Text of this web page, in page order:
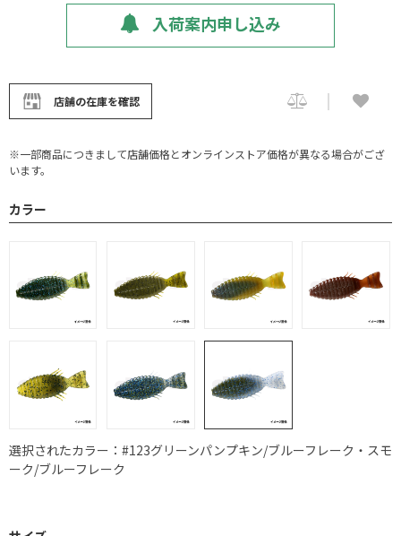
入荷案内申し込み
店舗の在庫を確認
※一部商品につきまして店舗価格とオンラインストア価格が異なる場合がござ
います。
カラー
選択されたカラー：#123グリーンパンプキン/ブルーフレーク・スモ
ーク/ブルーフレーク